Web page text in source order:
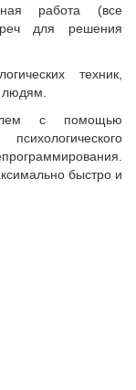
работа (все
для решения
техник,
с помощью
быстро и